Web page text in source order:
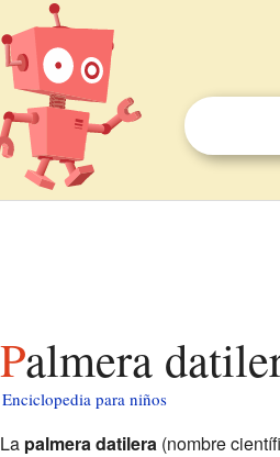
Palmera
Enciclopedia para niños
La palmera datilera(nombre